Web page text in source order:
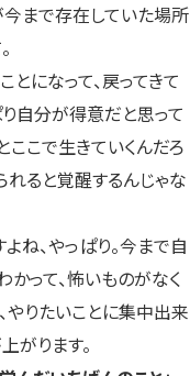
今まで存在していた場所
になって、戻ってきて
自分が得意だと思って
ここで生きていくんだろ
ると覚醒するんじゃな
ね、やっぱり。今まで自
って、怖いものがなく
やりたいことに集中出来
がります。